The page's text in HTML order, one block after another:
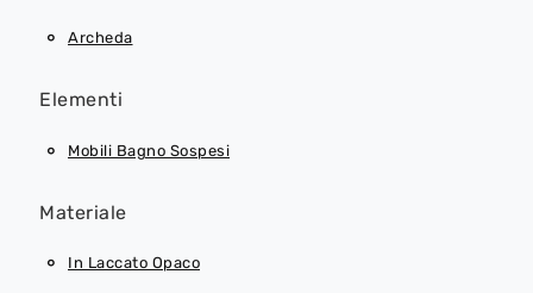
Archeda
Elementi
Mobili Bagno Sospesi
Materiale
In Laccato Opaco